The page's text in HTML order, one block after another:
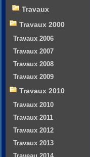
Travaux
Travaux 2000
Travaux 2006
Travaux 2007
Travaux 2008
Travaux 2009
Travaux 2010
Travaux 2010
Travaux 2011
Travaux 2012
Travaux 2013